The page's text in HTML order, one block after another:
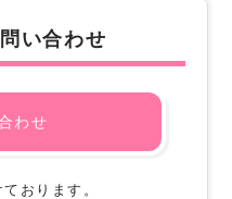
い合わせ
わせ
おります。